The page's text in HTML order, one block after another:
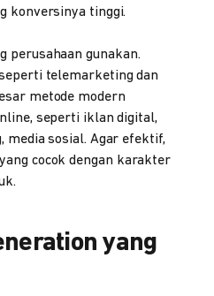
konversinya tinggi.
perusahaan gunakan.
telemarketing dan
metode modern
seperti iklan digital,
media sosial. Agar efektif,
cocok dengan karakter
yang